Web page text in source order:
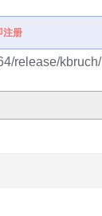
注册
release/kbruch/